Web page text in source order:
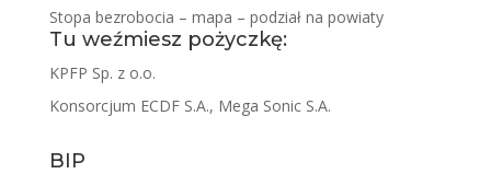
Stopa bezrobocia – mapa – podział na powiaty
Tu weźmiesz pożyczkę:
KPFP Sp. z o.o.
Konsorcjum ECDF S.A., Mega Sonic S.A.
BIP